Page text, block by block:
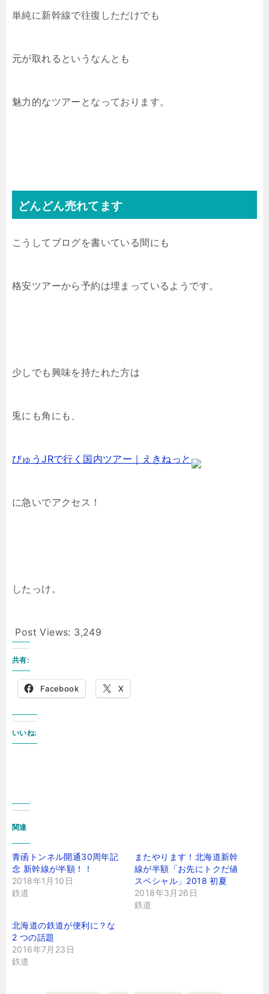
単純に新幹線で往復しただけでも
元が取れるというなんとも
魅力的なツアーとなっております。
どんどん売れてます
こうしてブログを書いている間にも
格安ツアーから予約は埋まっているようです。
少しでも興味を持たれた方は
兎にも角にも、
びゅうJRで行く国内ツアー｜えきねっと
に急いでアクセス！
したっけ。
Post Views: 3,249
共有:
Facebook X
いいね:
関連
青函トンネル開通30周年記
念 新幹線が半額！！
2018年1月10日
鉄道
またやります！北海道新幹
線が半額「お先にトクだ値
スペシャル」2018 初夏
2018年3月26日
鉄道
北海道の鉄道が便利に？な
2 つの話題
2016年7月23日
鉄道